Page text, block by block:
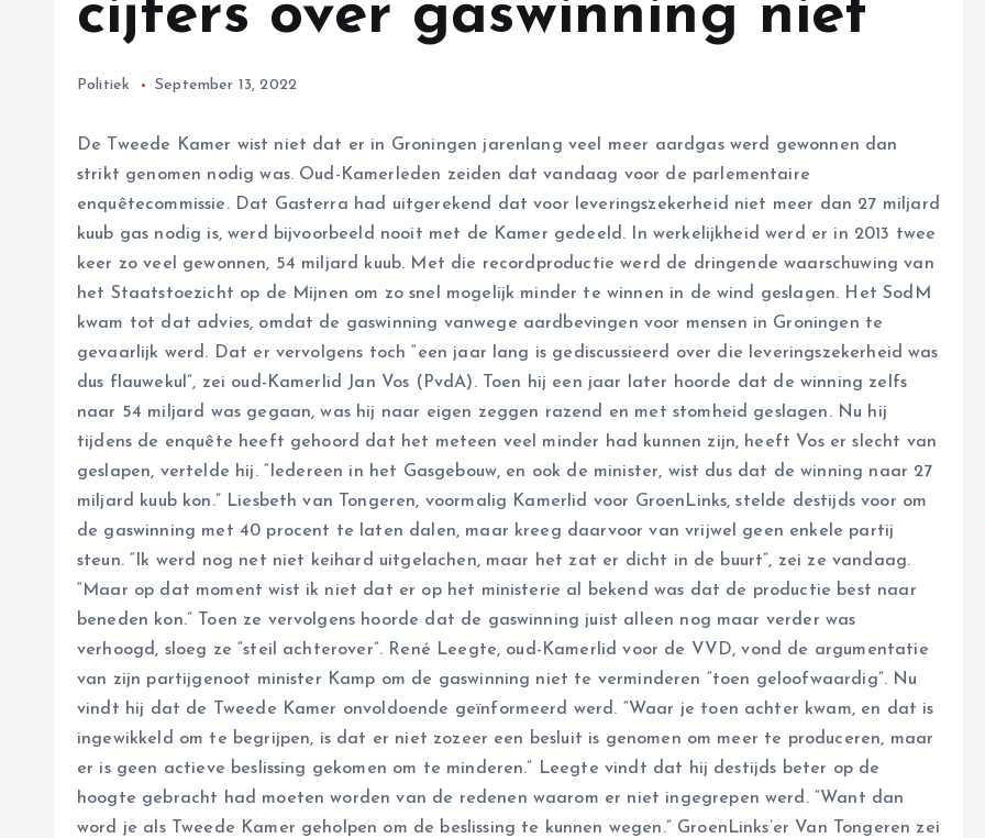
cijfers over gaswinning niet
Politiek September 13, 2022
De Tweede Kamer wist niet dat er in Groningen jarenlang veel meer aardgas werd gewonnen dan
strikt genomen nodig was. Oud-Kamerleden zeiden dat vandaag voor de parlementaire
enquêtecommissie. Dat Gasterra had uitgerekend dat voor leveringszekerheid niet meer dan 27 miljard
kuub gas nodig is, werd bijvoorbeeld nooit met de Kamer gedeeld. In werkelijkheid werd er in 2013 twee
keer zo veel gewonnen, 54 miljard kuub. Met die recordproductie werd de dringende waarschuwing van
het Staatstoezicht op de Mijnen om zo snel mogelijk minder te winnen in de wind geslagen. Het SodM
kwam tot dat advies, omdat de gaswinning vanwege aardbevingen voor mensen in Groningen te
gevaarlijk werd. Dat er vervolgens toch “een jaar lang is gediscussieerd over die leveringszekerheid was
dus flauwekul”, zei oud-Kamerlid Jan Vos (PvdA). Toen hij een jaar later hoorde dat de winning zelfs
naar 54 miljard was gegaan, was hij naar eigen zeggen razend en met stomheid geslagen. Nu hij
tijdens de enquête heeft gehoord dat het meteen veel minder had kunnen zijn, heeft Vos er slecht van
geslapen, vertelde hij. “Iedereen in het Gasgebouw, en ook de minister, wist dus dat de winning naar 27
miljard kuub kon.” Liesbeth van Tongeren, voormalig Kamerlid voor GroenLinks, stelde destijds voor om
de gaswinning met 40 procent te laten dalen, maar kreeg daarvoor van vrijwel geen enkele partij
steun. “Ik werd nog net niet keihard uitgelachen, maar het zat er dicht in de buurt”, zei ze vandaag.
“Maar op dat moment wist ik niet dat er op het ministerie al bekend was dat de productie best naar
beneden kon.” Toen ze vervolgens hoorde dat de gaswinning juist alleen nog maar verder was
verhoogd, sloeg ze “steil achterover”. René Leegte, oud-Kamerlid voor de VVD, vond de argumentatie
van zijn partijgenoot minister Kamp om de gaswinning niet te verminderen “toen geloofwaardig”. Nu
vindt hij dat de Tweede Kamer onvoldoende geïnformeerd werd. “Waar je toen achter kwam, en dat is
ingewikkeld om te begrijpen, is dat er niet zozeer een besluit is genomen om meer te produceren, maar
er is geen actieve beslissing gekomen om te minderen.” Leegte vindt dat hij destijds beter op de
hoogte gebracht had moeten worden van de redenen waarom er niet ingegrepen werd. “Want dan
word je als Tweede Kamer geholpen om de beslissing te kunnen wegen.” GroenLinks’er Van Tongeren zei